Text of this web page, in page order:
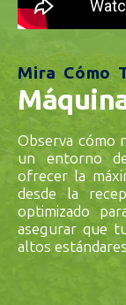
Mira Cómo
Observa cómo
un entorno
ofrecer la
desde la
optimizado
asegurar que
altos